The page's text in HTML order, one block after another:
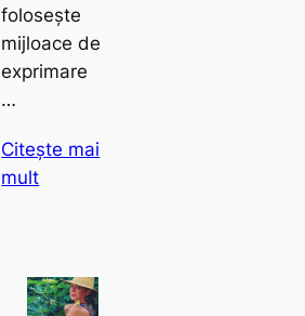
folosește
mijloace de
exprimare
…
Citește mai
mult